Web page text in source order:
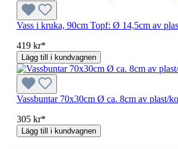
Vass i kruka, 90cm Topf: Ø 14,5cm av
419 kr*
Lägg till i kundvagnen
Vassbuntar 70x30cm Ø ca. 8cm av plast/
305 kr*
Lägg till i kundvagnen